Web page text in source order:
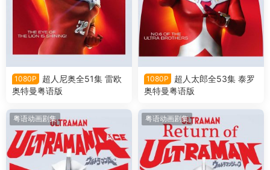
1080P
超人尼奥全51集 雷欧
奥特曼粤语版
1080P
超人太郎全53集 泰罗
奥特曼粤语版
粤语动画剧集 粤语动画剧集